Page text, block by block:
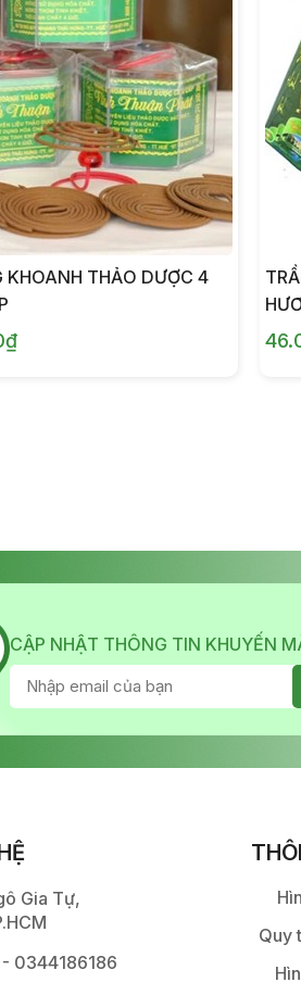
KHOANH THẢO DƯỢC 4
CẬP NHẬT THÔNG TIN KHUYẾN
Gia Tự,
0344186186
Quy